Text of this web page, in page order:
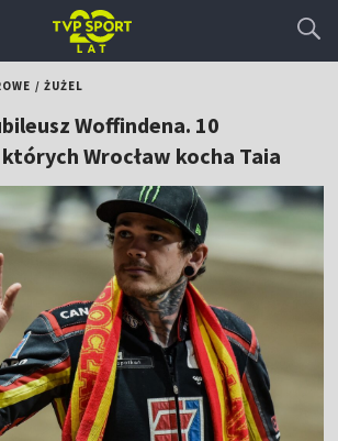
/ ŻUŻEL
Woffindena. 10
Wrocław kocha Taia